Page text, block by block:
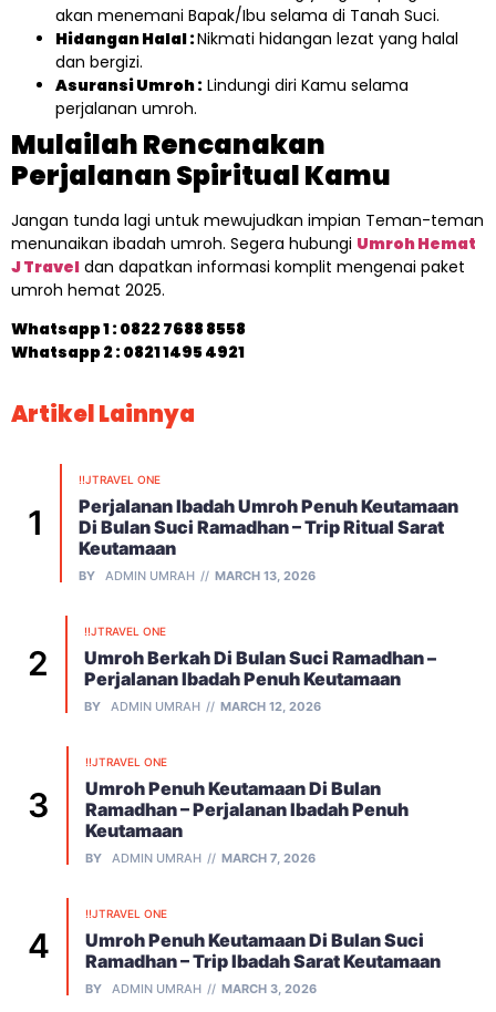
akan menemani Bapak/Ibu selama di Tanah Suci.
Hidangan Halal :Nikmati hidangan lezat yang halal
dan bergizi.
Asuransi Umroh : Lindungi diri Kamu selama
perjalanan umroh.
Mulailah Rencanakan
Perjalanan Spiritual Kamu
Jangan tunda lagi untuk mewujudkan impian Teman-teman
menunaikan ibadah umroh. Segera hubungi Umroh Hemat
J Travel dan dapatkan informasi komplit mengenai paket
umroh hemat 2025.
Whatsapp 1 :0822 7688 8558
Whatsapp 2 : 0821 1495 4921
Artikel Lainnya
!!JTRAVEL ONE
Perjalanan Ibadah Umroh Penuh Keutamaan
Di Bulan Suci Ramadhan – Trip Ritual Sarat
Keutamaan
BY ADMIN UMRAH MARCH 13, 2026
!!JTRAVEL ONE
Umroh Berkah Di Bulan Suci Ramadhan –
Perjalanan Ibadah Penuh Keutamaan
BY ADMIN UMRAH MARCH 12, 2026
!!JTRAVEL ONE
Umroh Penuh Keutamaan Di Bulan
Ramadhan – Perjalanan Ibadah Penuh
Keutamaan
BY ADMIN UMRAH MARCH 7, 2026
!!JTRAVEL ONE
Umroh Penuh Keutamaan Di Bulan Suci
Ramadhan – Trip Ibadah Sarat Keutamaan
BY ADMIN UMRAH MARCH 3, 2026